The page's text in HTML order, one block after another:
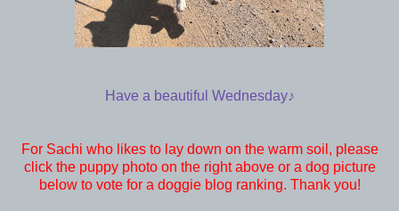
Have a beautiful Wednesday♪
For Sachi who likes to lay down on the warm soil, please
click the puppy photo on the right above or a dog picture
below to vote for a doggie blog ranking. Thank you!